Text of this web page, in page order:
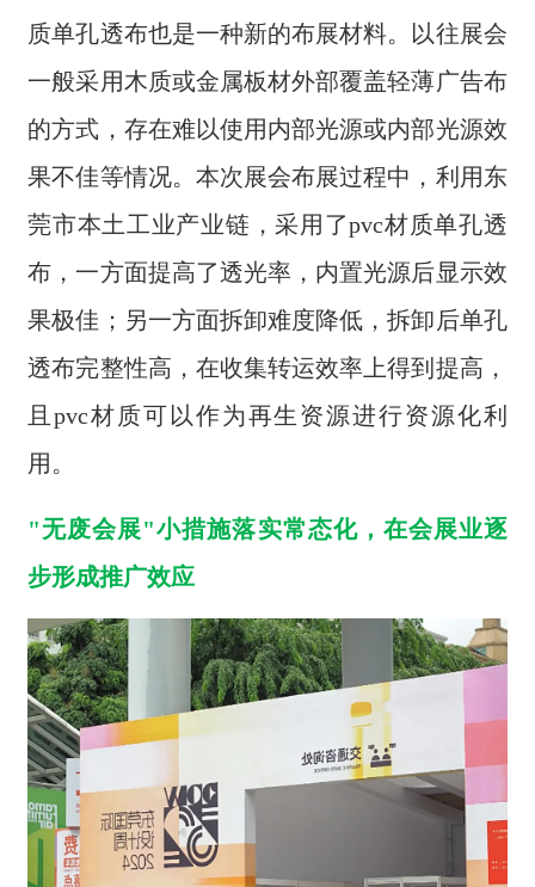
质单孔透布也是一种新的布展材料。以往展会
一般采用木质或金属板材外部覆盖轻薄广告布
的方式，存在难以使用内部光源或内部光源效
果不佳等情况。本次展会布展过程中，利用东
莞市本土工业产业链，采用了pvc材质单孔透
布，一方面提高了透光率，内置光源后显示效
果极佳；另一方面拆卸难度降低，拆卸后单孔
透布完整性高，在收集转运效率上得到提高，
且pvc材质可以作为再生资源进行资源化利
用。
"无废会展"小措施落实常态化，在会展业逐
步形成推广效应